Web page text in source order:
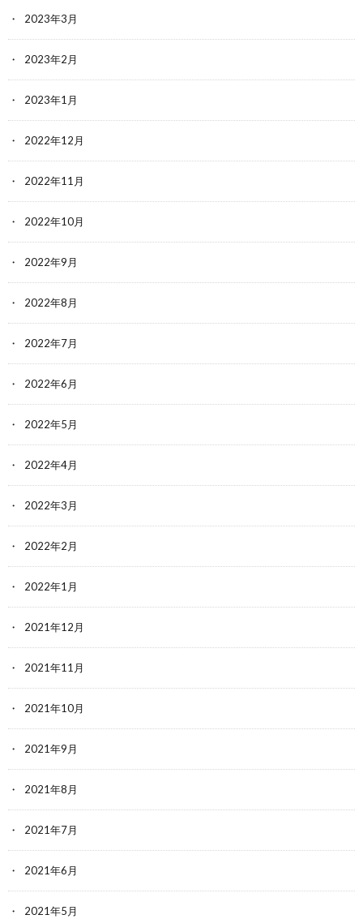
2023年3月
2023年2月
2023年1月
2022年12月
2022年11月
2022年10月
2022年9月
2022年8月
2022年7月
2022年6月
2022年5月
2022年4月
2022年3月
2022年2月
2022年1月
2021年12月
2021年11月
2021年10月
2021年9月
2021年8月
2021年7月
2021年6月
2021年5月